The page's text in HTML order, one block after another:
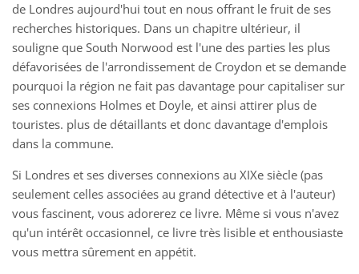
de Londres aujourd'hui tout en nous offrant le fruit de ses
recherches historiques. Dans un chapitre ultérieur, il
souligne que South Norwood est l'une des parties les plus
défavorisées de l'arrondissement de Croydon et se demande
pourquoi la région ne fait pas davantage pour capitaliser sur
ses connexions Holmes et Doyle, et ainsi attirer plus de
touristes. plus de détaillants et donc davantage d'emplois
dans la commune.
Si Londres et ses diverses connexions au XIXe siècle (pas
seulement celles associées au grand détective et à l'auteur)
vous fascinent, vous adorerez ce livre. Même si vous n'avez
qu'un intérêt occasionnel, ce livre très lisible et enthousiaste
vous mettra sûrement en appétit.